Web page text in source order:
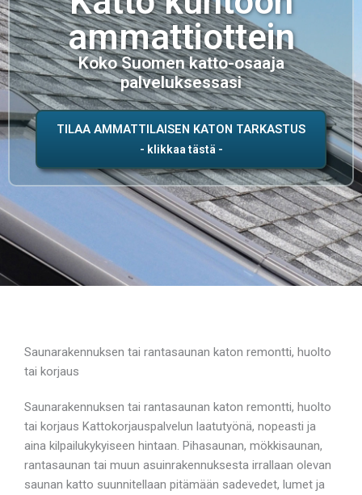
ammattiottein
Koko Suomen katto-osaaja
palveluksessasi
TILAA AMMATTILAISEN KATON TARKASTUS
Saunarakennuksen tai rantasaunan katon remontti, huolto
tai korjaus
Saunarakennuksen tai rantasaunan katon remontti, huolto
tai korjaus Kattokorjauspalvelun laatutyönä, nopeasti ja
aina kilpailukykyiseen hintaan. Pihasaunan, mökkisaunan,
rantasaunan tai muun asuinrakennuksesta irrallaan olevan
saunan katto suunnitellaan pitämään sadevedet, lumet ja